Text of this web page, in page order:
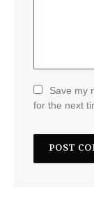
Save my
for the next